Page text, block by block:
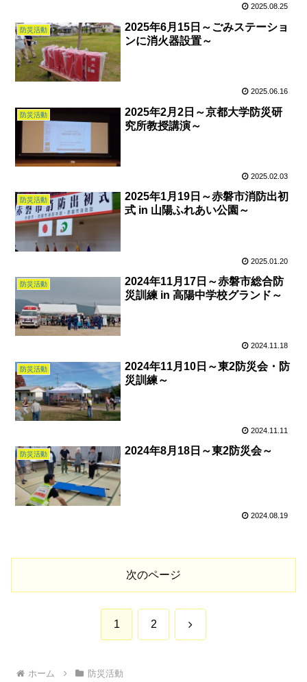
2025.08.25
防災活動
2025年6月15日～ごみステーショ
ンに消火器設置～
2025.06.16
防災活動
2025年2月2日～京都大学防災研
究所教授講演～
2025.02.03
防災活動
2025年1月19日～赤磐市消防出初
式 in 山陽ふれあい公園～
2025.01.20
防災活動
2024年11月17日～赤磐市総合防
災訓練 in 高陽中学校グランド～
2024.11.18
防災活動
2024年11月10日～東2防災会・防
災訓練～
2024.11.11
防災活動 2024年8月18日～東2防災会～
2024.08.19
次のページ
1 2 次
ホーム 防災活動